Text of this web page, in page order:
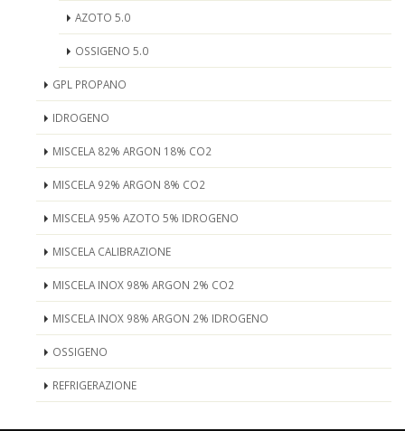
AZOTO 5.0
OSSIGENO 5.0
GPL PROPANO
IDROGENO
MISCELA 82% ARGON 18% CO2
MISCELA 92% ARGON 8% CO2
MISCELA 95% AZOTO 5% IDROGENO
MISCELA CALIBRAZIONE
MISCELA INOX 98% ARGON 2% CO2
MISCELA INOX 98% ARGON 2% IDROGENO
OSSIGENO
REFRIGERAZIONE